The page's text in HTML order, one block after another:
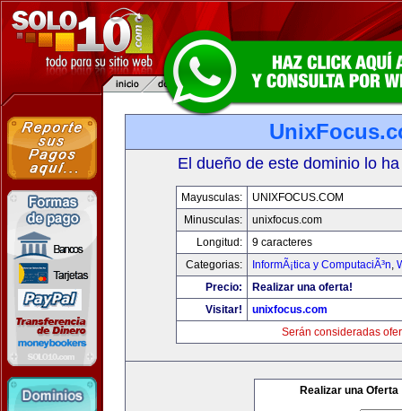
El dueño de este dominio lo
Mayusculas:
UNIXFOCUS.COM
Minusculas:
unixfocus.com
Longitud:
9 caracteres
Categorias:
InformÃ¡tica y ComputaciÃ³n,
Precio:
Realizar una oferta!
Visitar!
unixfocus.com
Serán consideradas
Realizar una Oferta